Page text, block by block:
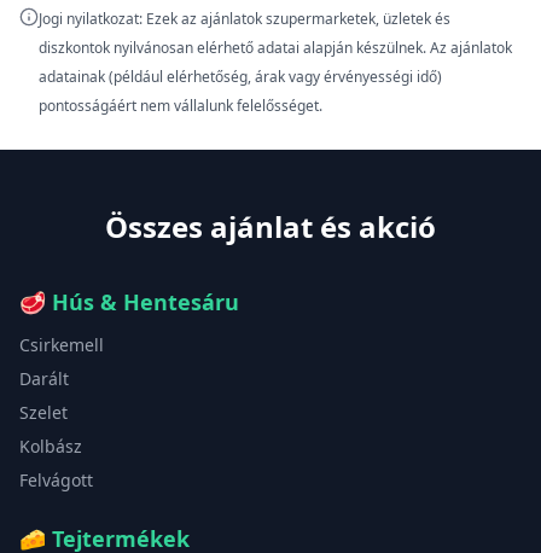
Jogi nyilatkozat: Ezek az ajánlatok szupermarketek, üzletek és
diszkontok nyilvánosan elérhető adatai alapján készülnek. Az ajánlatok
adatainak (például elérhetőség, árak vagy érvényességi idő)
pontosságáért nem vállalunk felelősséget.
Összes ajánlat és akció
🥩 Hús & Hentesáru
Csirkemell
Darált
Szelet
Kolbász
Felvágott
🧀 Tejtermékek